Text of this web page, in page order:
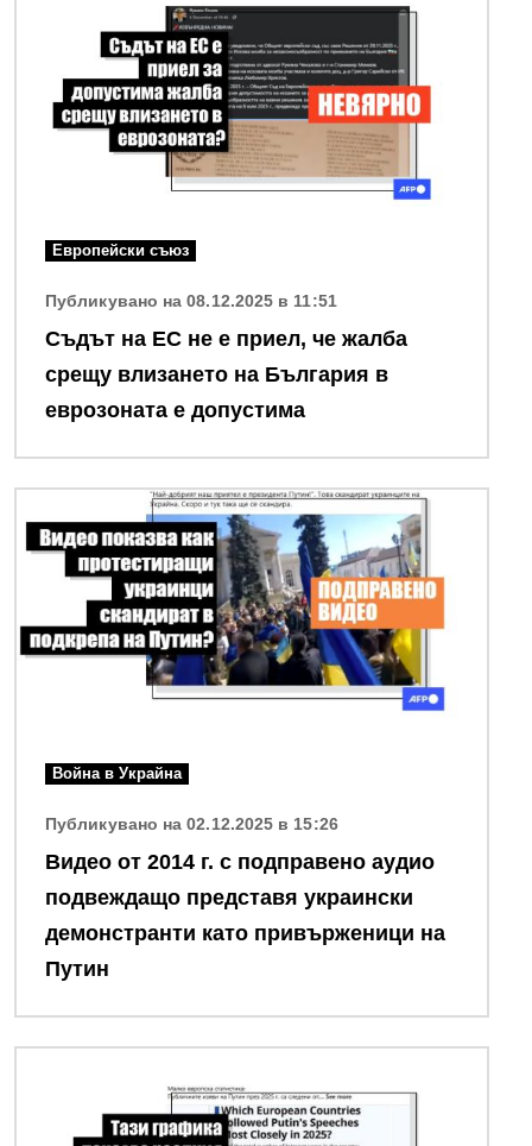
Европейски съюз
Публикувано на 08.12.2025 в 11:51
Съдът на ЕС не е приел, че жалба
срещу влизането на България в
еврозоната е допустима
Война в Украйна
Публикувано на 02.12.2025 в 15:26
Видео от 2014 г. с подправено аудио
подвеждащо представя украински
демонстранти като привърженици на
Путин